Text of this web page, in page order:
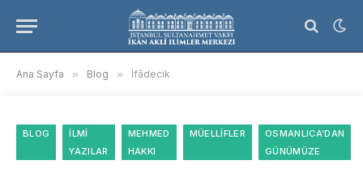
Ana Sayfa » Blog » İfâdecik
BLOG
İLMI
YAZILAR
MEHMED
HAKKI
MÜELLIFLER
OSMANLICA’DAN
GÜNÜMÜZE